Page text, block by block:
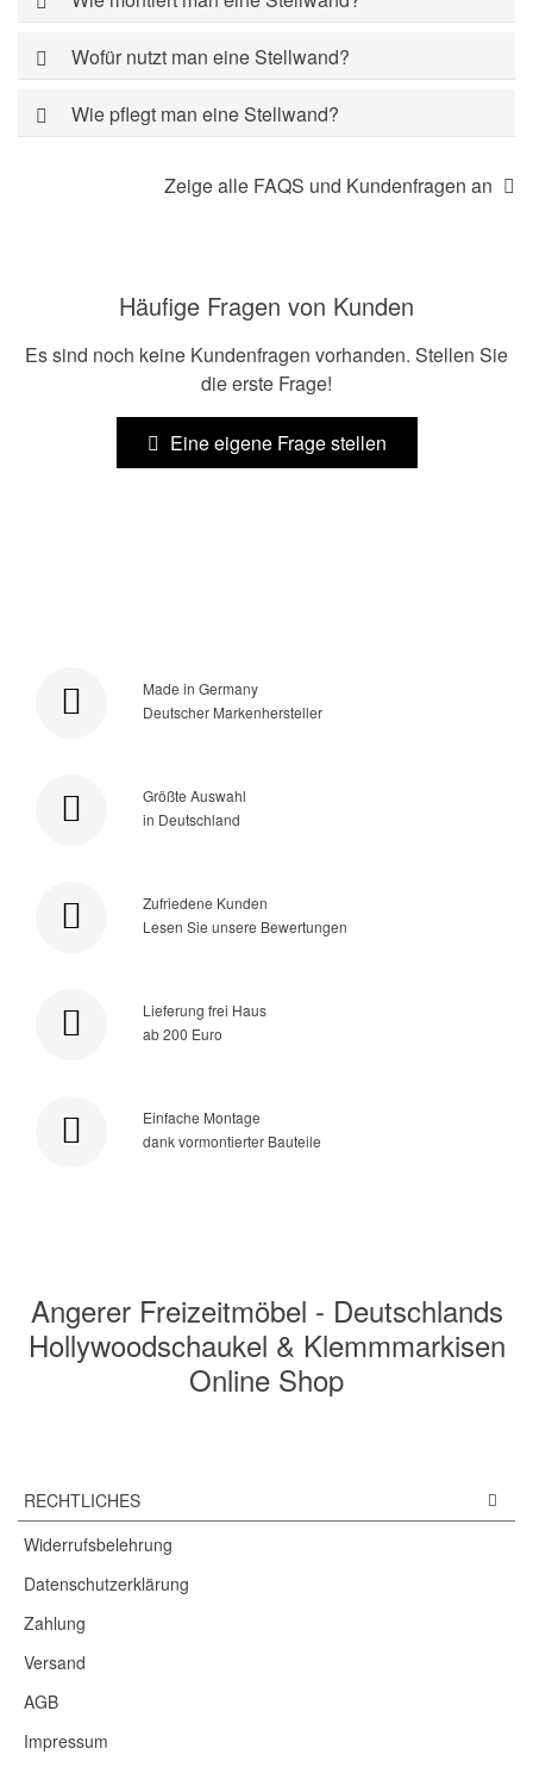
Wofür nutzt man eine Stellwand?
Wie pflegt man eine Stellwand?
Zeige alle FAQS und Kundenfragen an
Häufige Fragen von Kunden
Es sind noch keine Kundenfragen vorhanden. Stellen Sie
die erste Frage!
Eine eigene Frage stellen
Made in Germany
Deutscher Markenhersteller
Größte Auswahl
in Deutschland
Zufriedene Kunden
Lesen Sie unsere Bewertungen
Lieferung frei Haus
ab 200 Euro
Einfache Montage
dank vormontierter Bauteile
Angerer Freizeitmöbel - Deutschlands
Hollywoodschaukel & Klemmmarkisen
Online Shop
RECHTLICHES
Widerrufsbelehrung
Datenschutzerklärung
Zahlung
Versand
AGB
Impressum